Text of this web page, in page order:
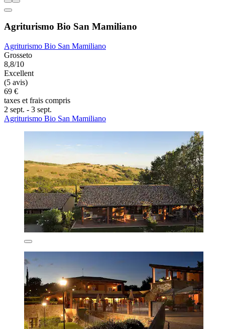
Agriturismo Bio San Mamiliano
Agriturismo Bio San Mamiliano
Grosseto
8,8/10
Excellent
(5 avis)
69 €
taxes et frais compris
2 sept. - 3 sept.
Agriturismo Bio San Mamiliano